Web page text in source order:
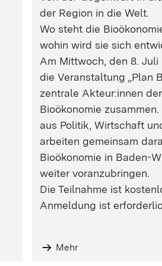
der Region in die Welt.
Wo steht die
wohin wird sie sich
Am Mittwoch, den 8.
die Veranstaltung „Plan
zentrale Akteur:innen der
Bioökonomie
aus Politik, Wirtschaft
arbeiten gemeinsam
Bioökonomie in Baden-
weiter voranzubringen.
Die Teilnahme ist
Anmeldung ist
Mehr